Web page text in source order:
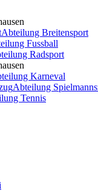
Abteilung Breitensport
Fussball
Radsport
Karneval
Abteilung
Tennis